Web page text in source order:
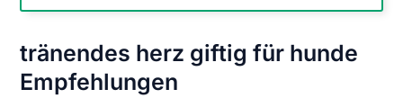
tränendes herz giftig für hunde
Empfehlungen